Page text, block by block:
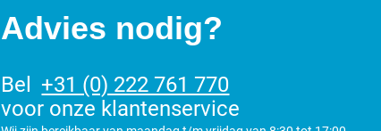
Advies nodig?
Bel
+31 (0) 222 761 770
voor onze klantenservice